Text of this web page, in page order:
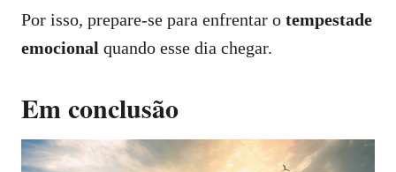
Por isso, prepare-se para enfrentar o tempestade
emocional quando esse dia chegar.
Em conclusão